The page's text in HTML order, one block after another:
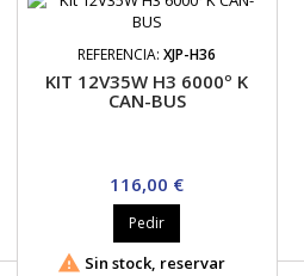
REFERENCIA:XJP-H36
KIT 12V35W H3 6000º K
CAN-BUS
Precio
116,00 €
Pedir
 Sin stock, reservar